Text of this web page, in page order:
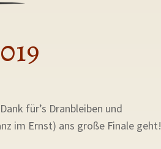
für’s Dranbleiben und
im Ernst) ans große Finale geht!